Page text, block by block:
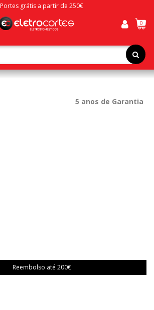
Portes grátis a partir de 250€
0
Reembolso até 200€
5 anos de Garantia